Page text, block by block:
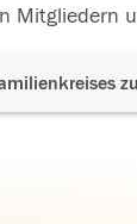
Mitgliedern